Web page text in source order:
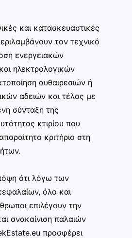
και κατασκευαστικές
τον τεχνικό
ενεργειακών
ηλεκτρολογικών
αυθαιρεσιών ή
αδειών και τέλος με
σύνταξη της
κτιρίου που
κριτήριο στη
ότι λόγω των
όλο και
επιλέγουν την
ανακαίνιση παλαιών
προσφέρει